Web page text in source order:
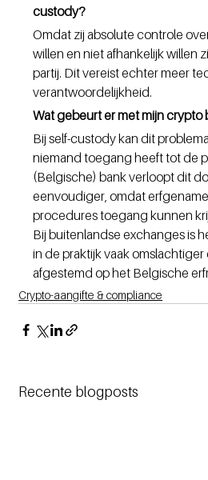
custody?
Omdat zij absolute controle
willen en niet afhankelijk willen
partij. Dit vereist echter meer
verantwoordelijkheid.
Wat gebeurt er met mijn crypto
Bij self-custody kan dit
niemand toegang heeft tot de
(Belgische) bank verloopt dit
eenvoudiger, omdat
procedures toegang kunnen
Bij buitenlandse exchanges is
in de praktijk vaak
afgestemd op het Belgische
Crypto-aangifte & compliance
Recente blogposts